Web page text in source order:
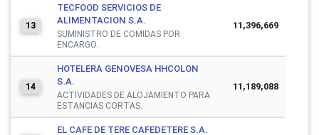
13
TECFOOD SERVICIOS DE
ALIMENTACION S.A.
SUMINISTRO DE COMIDAS POR
ENCARGO.
11,396,669
14
HOTELERA GENOVESA HHCOLON
S.A.
ACTIVIDADES DE ALOJAMIENTO PARA
ESTANCIAS CORTAS.
11,189,088
EL CAFE DE TERE CAFEDETERE S.A.